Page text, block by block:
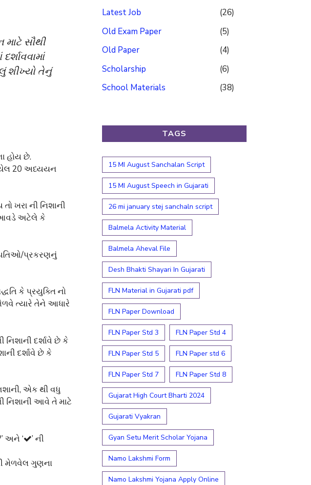
સૌથી
શીખ્યો તેનું
હોય છે.
20 અધ્યયન
ખરા ની નિશાની
આવડે અટેલે કે
પ્રકરણનું
કે પ્રયુક્તિ નો
ત્યારે તેને આધારે
નિશાની દર્શાવે છે કે
દર્શાવે છે કે
એક થી વધુ
નિશાની આવે તે માટે
અને ‘
’ ની
મેળવેલ ગુણના
Latest Job
(26)
Old Exam Paper
(5)
Old Paper
(4)
Scholarship
(6)
School Materials
(38)
TAGS
15 MI August Sanchalan Script
15 MI August Speech in Gujarati
26 mi january stej sanchaln script
Balmela Activity Material
Balmela Aheval File
Desh Bhakti Shayari In Gujarati
FLN Material in Gujarati pdf
FLN Paper Download
FLN Paper Std 3 FLN Paper Std 4
FLN Paper Std 5 FLN Paper std 6
FLN Paper Std 7 FLN Paper Std 8
Gujarat High Court Bharti 2024
Gujarati Vyakran
Gyan Setu Merit Scholar Yojana
Namo Lakshmi Form
Namo Lakshmi Yojana Apply Online